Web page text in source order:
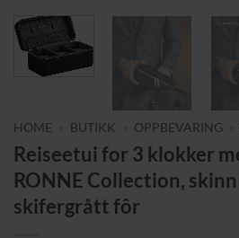
HOME BUTIKK OPPBEVARING
Reiseetui for 3 klokker
RONNE Collection,
skifergrått fôr